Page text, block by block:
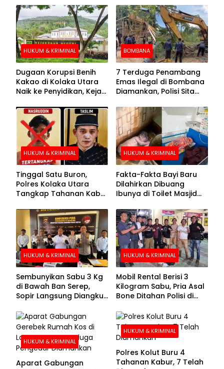
HUKUM & KRIMINAL
Dugaan Korupsi Benih
Kakao di Kolaka Utara
Naik ke Penyidikan, Kejari
BOMBANA
7 Terduga Penambang
Emas Ilegal di Bombana
Diamankan, Polisi Sita
Crusher
HUKUM & KRIMINAL
Tinggal Satu Buron,
Polres Kolaka Utara
Tangkap Tahanan Kabur
Pengejaran
HUKUM & KRIMINAL
Fakta-Fakta Bayi Baru
Dilahirkan Dibuang
Ibunya di Toilet Masjid
HUKUM & KRIMINAL
Sembunyikan Sabu 3 Kg
di Bawah Ban Serep,
Sopir Langsung Diangkut
HUKUM & KRIMINAL
Mobil Rental Berisi 3
Kilogram Sabu, Pria Asal
Bone Ditahan Polisi di
HUKUM & KRIMINAL
Aparat Gabungan
HUKUM & KRIMINAL
Polres Kolut Buru 4
Tahanan Kabur, 7 Telah